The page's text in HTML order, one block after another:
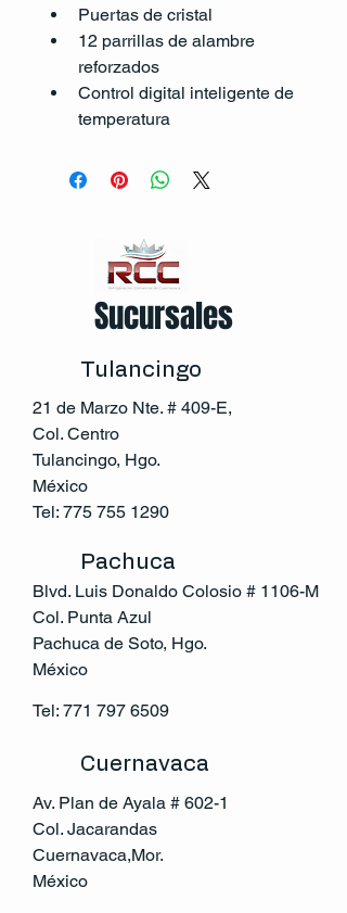
Puertas de cristal
12 parrillas de alambre
reforzados
Control digital inteligente de
temperatura
Sucursales
Tulancingo
21 de Marzo Nte. # 409-E,
Col. Centro
Tulancingo, Hgo.
México
Tel: 775 755 1290
Pachuca
Blvd. Luis Donaldo Colosio # 1106-M
Col. Punta Azul
Pachuca de Soto, Hgo.
México
Tel: 771 797 6509
Cuernavaca
Av. Plan de Ayala # 602-1
Col. Jacarandas
Cuernavaca,Mor.
México